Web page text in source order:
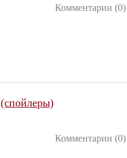
Комментарии (0)
(спойлеры)
Комментарии (0)